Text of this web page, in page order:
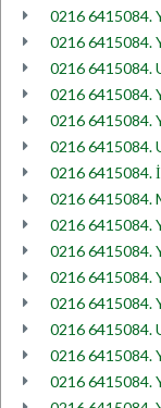
0216 6415084.
0216 6415084.
0216 6415084.
0216 6415084.
0216 6415084.
0216 6415084.
0216 6415084.
0216 6415084.
0216 6415084.
0216 6415084.
0216 6415084.
0216 6415084.
0216 6415084.
0216 6415084.
0216 6415084.